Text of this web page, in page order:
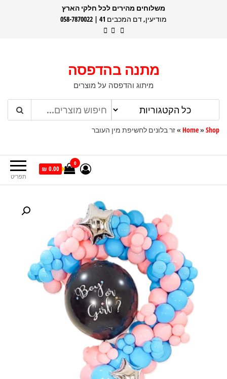
משלוחים מהירים לכל חלקי הארץ
מודיעין, דם המכבים 41 | 058-7870022
מתנה בהדפסה
מיתוג והדפסה על מוצרים
Home» Shop
»זר בלונים לחשיפת מין העובר
תפריט
0
0.00 ₪